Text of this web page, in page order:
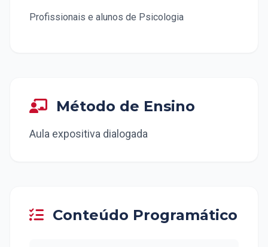
Profissionais e alunos de Psicologia
Método de Ensino
Aula expositiva dialogada
Conteúdo Programático